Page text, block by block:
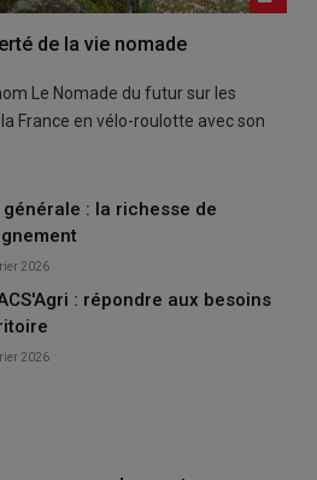
de la vie nomade
Le Nomade du futur sur les
France en vélo-roulotte avec son
générale : la richesse de
2026
: répondre aux besoins
2026